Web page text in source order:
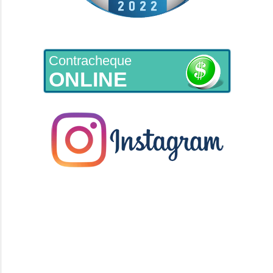
Contracheque
ONLINE